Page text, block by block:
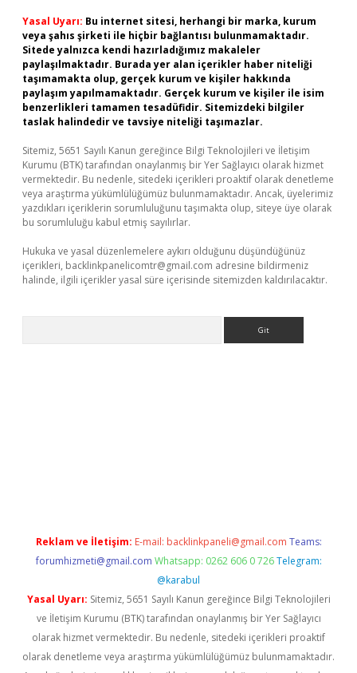
Yasal Uyarı: Bu internet sitesi, herhangi bir marka, kurum
veya şahıs şirketi ile hiçbir bağlantısı bulunmamaktadır.
Sitede yalnızca kendi hazırladığımız makaleler
paylaşılmaktadır. Burada yer alan içerikler haber niteliği
taşımamakta olup, gerçek kurum ve kişiler hakkında
paylaşım yapılmamaktadır. Gerçek kurum ve kişiler ile isim
benzerlikleri tamamen tesadüfidir. Sitemizdeki bilgiler
taslak halindedir ve tavsiye niteliği taşımazlar.
Sitemiz, 5651 Sayılı Kanun gereğince Bilgi Teknolojileri ve İletişim
Kurumu (BTK) tarafından onaylanmış bir Yer Sağlayıcı olarak hizmet
vermektedir. Bu nedenle, sitedeki içerikleri proaktif olarak denetleme
veya araştırma yükümlülüğümüz bulunmamaktadır. Ancak, üyelerimiz
yazdıkları içeriklerin sorumluluğunu taşımakta olup, siteye üye olarak
bu sorumluluğu kabul etmiş sayılırlar.
Hukuka ve yasal düzenlemelere aykırı olduğunu düşündüğünüz
içerikleri, backlinkpanelicomtr@gmail.com adresine bildirmeniz
halinde, ilgili içerikler yasal süre içerisinde sitemizden kaldırılacaktır.
Reklam ve İletişim: E-mail: backlinkpaneli@gmail.com Teams:
forumhizmeti@gmail.com Whatsapp: 0262 606 0 726 Telegram:
@karabul
Yasal Uyarı: Sitemiz, 5651 Sayılı Kanun gereğince Bilgi Teknolojileri
ve İletişim Kurumu (BTK) tarafından onaylanmış bir Yer Sağlayıcı
olarak hizmet vermektedir. Bu nedenle, sitedeki içerikleri proaktif
olarak denetleme veya araştırma yükümlülüğümüz bulunmamaktadır.